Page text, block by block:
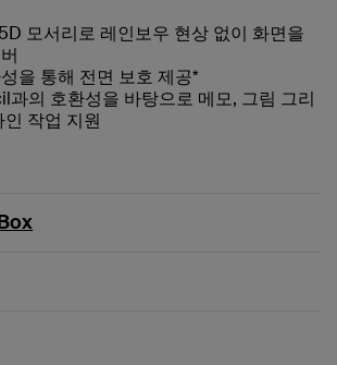
모서리로 레인보우 현상 없이 화면을
을 통해 전면 보호 제공*
과의 호환성을 바탕으로 메모, 그림 그리
작업 지원